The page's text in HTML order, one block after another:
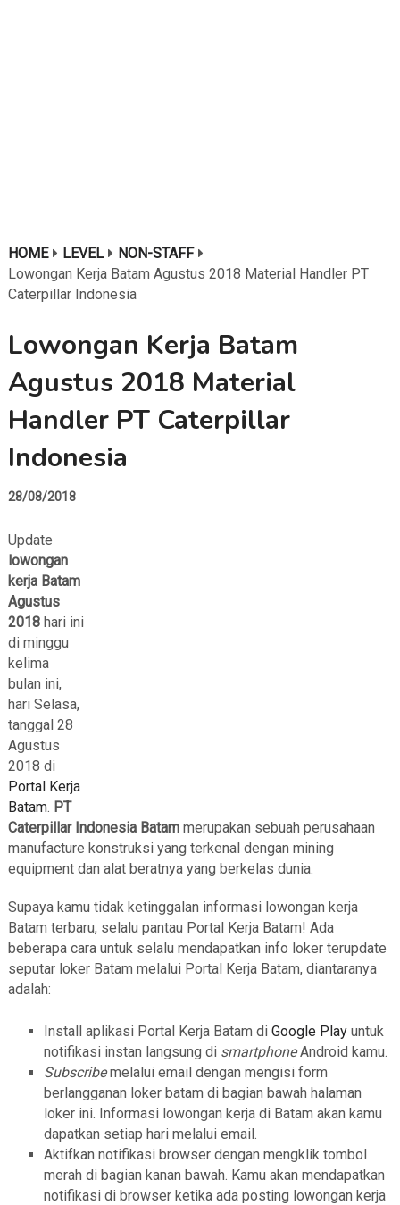
HOME LEVEL
NON-STAFF
Lowongan Kerja Batam Agustus 2018 Material Handler PT
Caterpillar Indonesia
Lowongan Kerja Batam
Agustus 2018 Material
Handler PT Caterpillar
Indonesia
28/08/2018
Update
lowongan
kerja Batam
Agustus
2018hari ini
di minggu
kelima
bulan ini,
hari Selasa,
tanggal 28
Agustus
2018 di
Portal Kerja
Batam. PT
Caterpillar Indonesia Batam merupakan sebuah perusahaan
manufacture konstruksi yang terkenal dengan mining
equipment dan alat beratnya yang berkelas dunia.
Supaya kamu tidak ketinggalan informasi lowongan kerja
Batam terbaru, selalu pantau Portal Kerja Batam! Ada
beberapa cara untuk selalu mendapatkan info loker terupdate
seputar loker Batam melalui Portal Kerja Batam, diantaranya
adalah:
Install aplikasi Portal Kerja Batam di Google Playuntuk
notifikasi instan langsung di smartphoneAndroid kamu.
Subscribemelalui email dengan mengisi form
berlangganan loker batam di bagian bawah halaman
loker ini. Informasi lowongan kerja di Batam akan kamu
dapatkan setiap hari melalui email.
Aktifkan notifikasi browser dengan mengklik tombol
merah di bagian kanan bawah. Kamu akan mendapatkan
notifikasi di browser ketika ada posting lowongan kerja